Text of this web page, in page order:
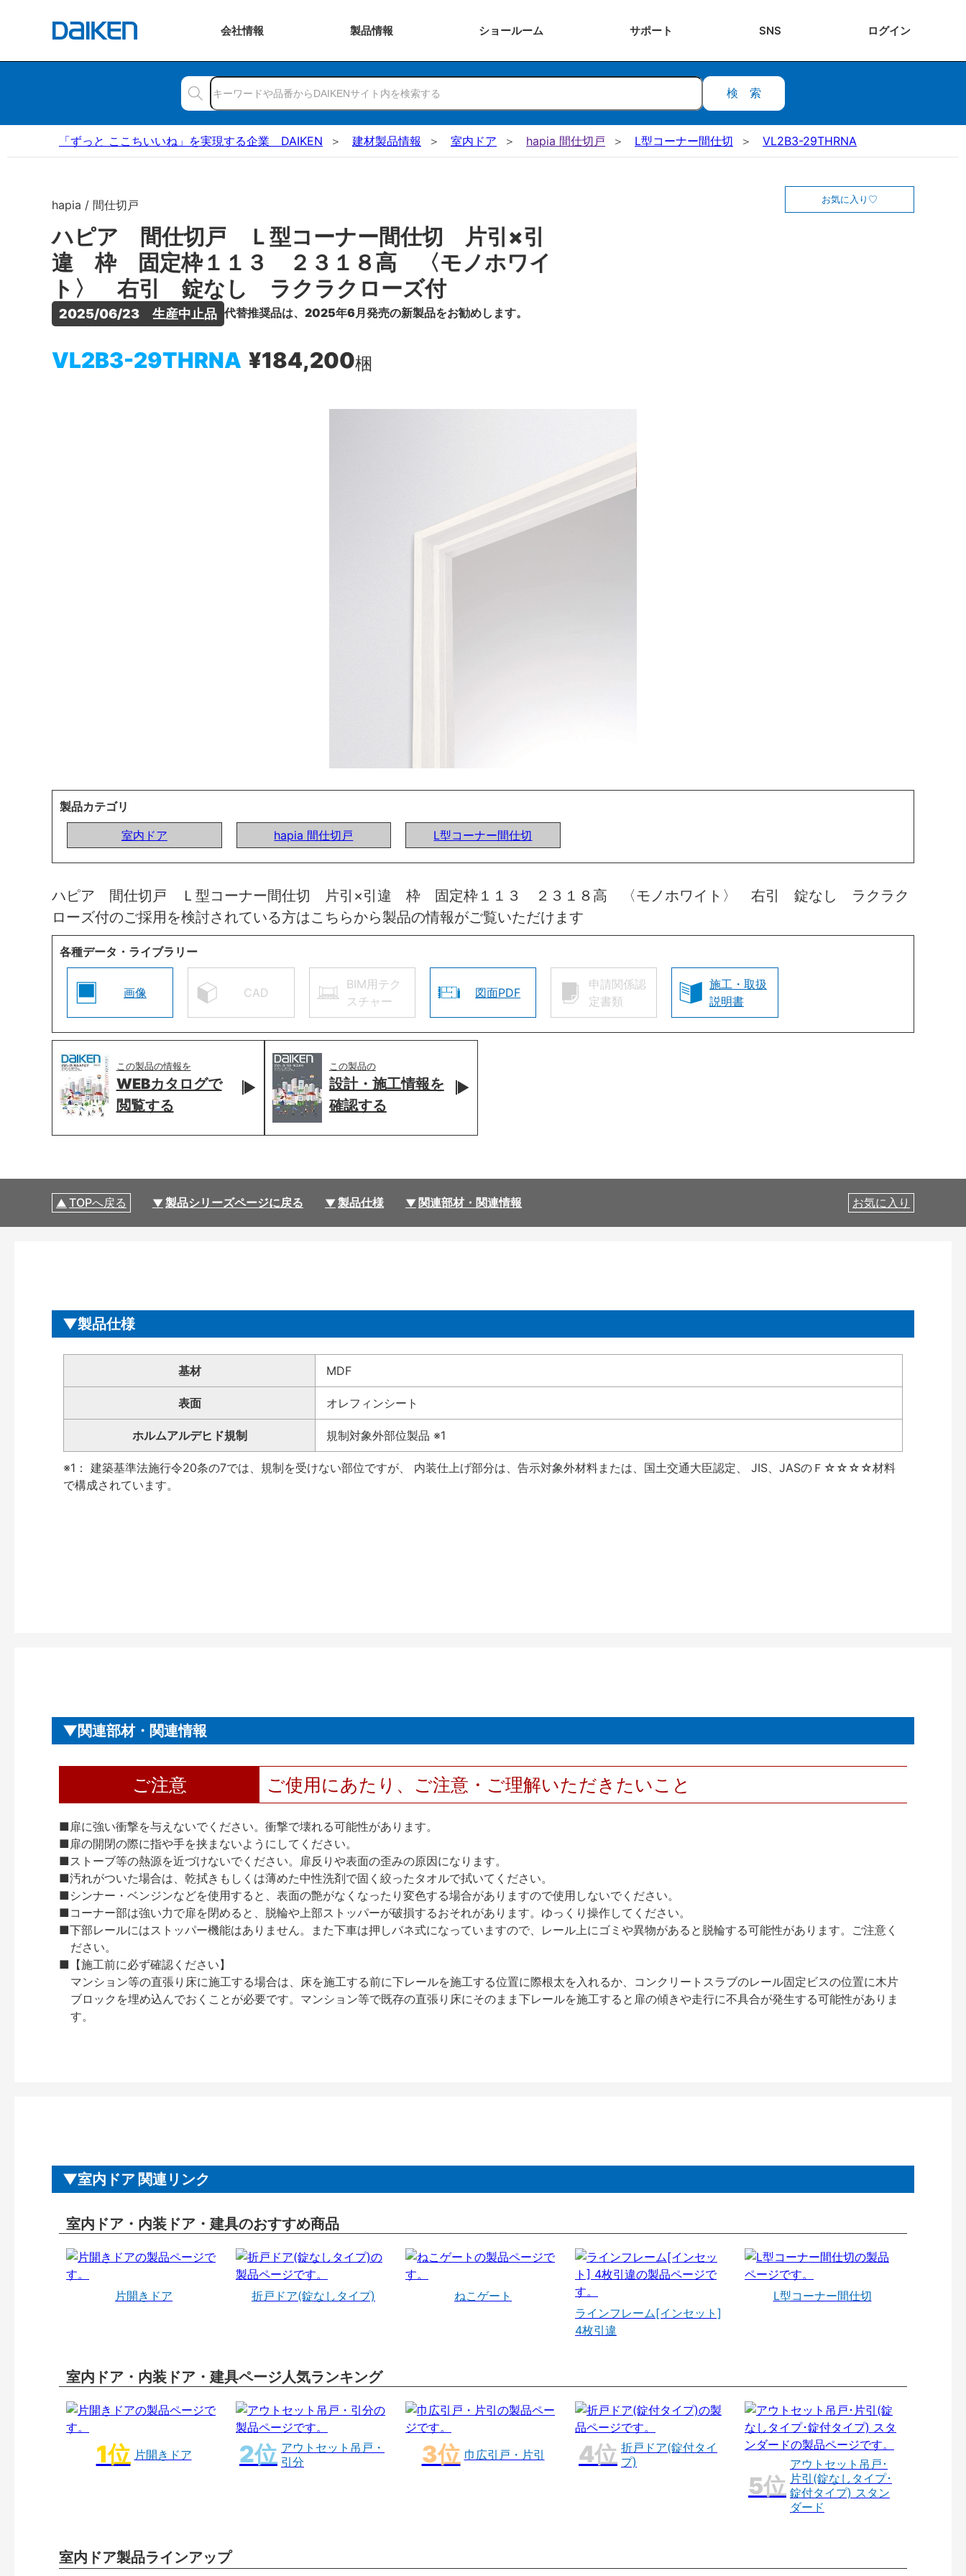
会社情報 製品情報 ショールーム サポート SNS ログイン
検索
「ずっと ここちいいね」を実現する企業 DAIKEN 建材製品情報 室内ドア hapia 間仕切戸 L型コーナー間仕切 VL2B3-29THRNA
hapia / 間仕切戸
ハピア 間仕切戸 Ｌ型コーナー間仕切 片引×引
違 枠 固定枠１１３ ２３１８高 〈モノホワイ
ト〉 右引 錠なし ラクラクローズ付
2025/06/23　生産中止品 代替推奨品は、2025年6月発売の新製品をお勧めします。
VL2B3-29THRNA ¥184,200梱
お気に入り
製品カテゴリ
室内ドア
hapia 間仕切戸 L型コーナー間仕切
ハピア 間仕切戸 Ｌ型コーナー間仕切 片引×引違 枠 固定枠１１３ ２３１８高 〈モノホワイト〉 右引 錠なし ラクラク
ローズ付のご採用を検討されている方はこちらから製品の情報がご覧いただけます
各種データ・ライブラリー
画像 CAD
BIM用テク
スチャー
図面PDF
申請関係認
定書類
施工・取扱
説明書
この製品の情報を
WEBカタログで
閲覧する
この製品の
設計・施工情報を
確認する
TOPへ戻る 製品シリーズページに戻る 製品仕様 関連部材・関連情報 お気に入り
製品仕様
基材 MDF
表面 オレフィンシート
ホルムアルデヒド規制 規制対象外部位製品 ※1
※1： 建築基準法施行令20条の7では、規制を受けない部位ですが、 内装仕上げ部分は、告示対象外材料または、国土交通大臣認定、 JIS、JASのＦ☆☆☆☆材料
で構成されています。
関連部材・関連情報
ご注意 ご使用にあたり、ご注意・ご理解いただきたいこと
■扉に強い衝撃を与えないでください。衝撃で壊れる可能性があります。
■扉の開閉の際に指や手を挟まないようにしてください。
■ストーブ等の熱源を近づけないでください。扉反りや表面の歪みの原因になります。
■汚れがついた場合は、乾拭きもしくは薄めた中性洗剤で固く絞ったタオルで拭いてください。
■シンナー・ベンジンなどを使用すると、表面の艶がなくなったり変色する場合がありますので使用しないでください。
■コーナー部は強い力で扉を閉めると、脱輪や上部ストッパーが破損するおそれがあります。ゆっくり操作してください。
■下部レールにはストッパー機能はありません。また下車は押しバネ式になっていますので、レール上にゴミや異物があると脱輪する可能性があります。ご注意く
ださい。
■【施工前に必ず確認ください】
マンション等の直張り床に施工する場合は、床を施工する前に下レールを施工する位置に際根太を入れるか、コンクリートスラブのレール固定ビスの位置に木片
ブロックを埋め込んでおくことが必要です。マンション等で既存の直張り床にそのまま下レールを施工すると扉の傾きや走行に不具合が発生する可能性がありま
す。
室内ドア 関連リンク
室内ドア・内装ドア・建具のおすすめ商品
片開きドア 折戸ドア(錠なしタイプ)
ねこゲート
ラインフレーム[インセット]
4枚引違
L型コーナー間仕切
室内ドア・内装ドア・建具ページ人気ランキング
片開きドア
アウトセット吊戸・
引分
巾広引戸・片引
折戸ドア(錠付タイ
プ)
アウトセット吊戸･
片引(錠なしタイプ･
錠付タイプ) スタン
ダード
室内ドア製品ラインアップ